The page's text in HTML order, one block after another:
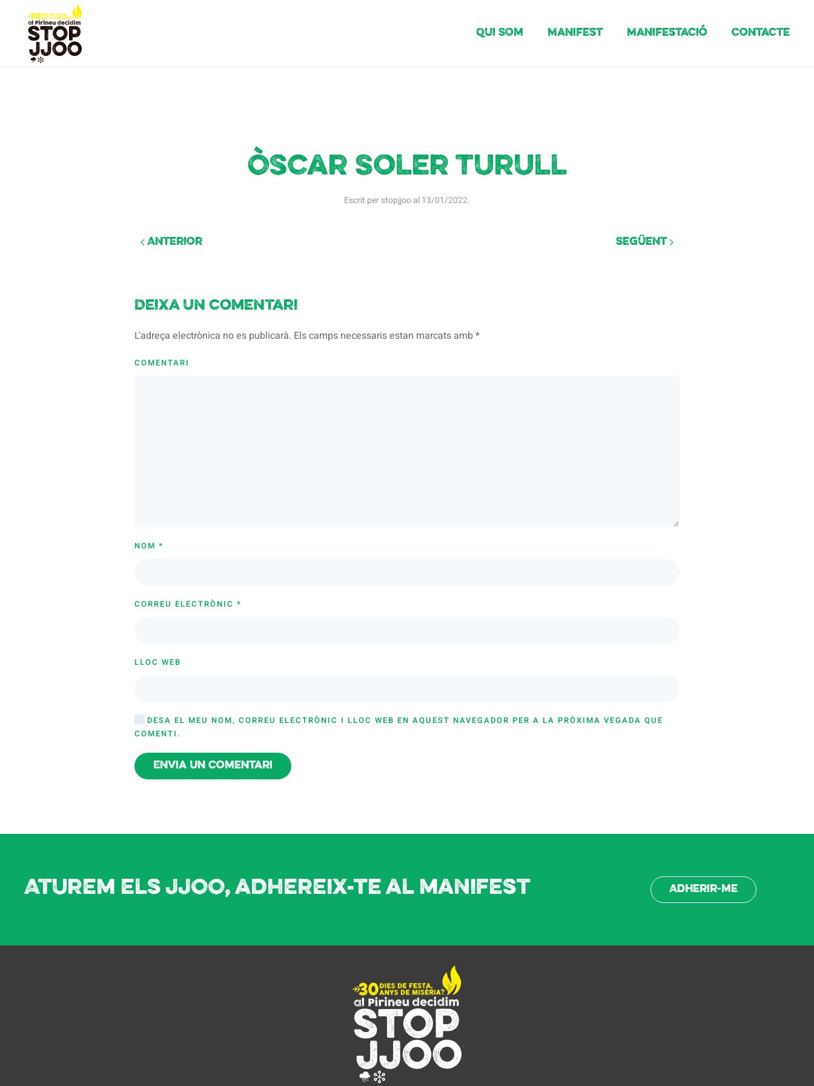
Qui Som Manifest Manifestació Contacte
Òscar Soler Turull
Escrit perstopjjooal13/01/2022.
Anterior Següent
Deixa un comentari
L'adreça electrònica no es publicarà. Els camps necessaris estan marcats amb*
COMENTARI
NOM *
CORREU ELECTRÒNIC *
LLOC WEB
DESA EL MEU NOM, CORREU ELECTRÒNIC I LLOC WEB EN AQUEST NAVEGADOR PER A LA PRÒXIMA VEGADA QUE
COMENTI.
Envia un comentari
Aturem els JJOO, adhereix-te al manifest Adherir-me